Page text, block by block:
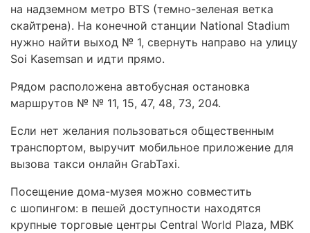
на надземном метро BTS (темно-зеленая ветка
скайтрена). На конечной станции National Stadium
нужно найти выход № 1, свернуть направо на улицу
Soi Kasemsan и идти прямо.
Рядом расположена автобусная остановка
маршрутов № № 11, 15, 47, 48, 73, 204.
Если нет желания пользоваться общественным
транспортом, выручит мобильное приложение для
вызова такси онлайн GrabTaxi.
Посещение дома-музея можно совместить
с шопингом: в пешей доступности находятся
крупные торговые центры Central World Plaza, MBK